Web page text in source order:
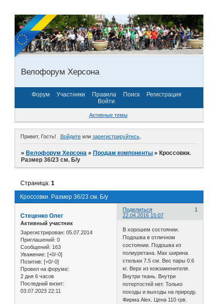
Велофорум Херсона
Форум Участники Правила Поиск
Регистрация
Войти
Активные темы
Привет, Гость! Войдитеили зарегистрируйтесь.
»Велофорум Херсона »Продам компоненты »Кроссовки.
Размер 36/23 см. Б/у
Кроссовки. Размер 36/23 см. Б/у
Страница:1
Поделиться
1
22.04.2016 15:07
Стеценко Олег
Активный участник
Зарегистрирован: 05.07.2014
Приглашений: 0
Сообщений: 163
Уважение: [+0/-0]
Позитив: [+0/-0]
Провел на форуме:
2 дня 6 часов
Последний визит:
03.07.2023 22:11
В хорошем состоянии.
Подошва в отличном
состоянии. Подошва из
полиуретана. Мах ширина
стельки 7.5 см. Вес пары 0.6
кг. Верх из кожзаменителя.
Внутри ткань. Внутри
потертостей нет. Только
походы и выходы на природу.
Фирма Alex. Цена 110 грв.